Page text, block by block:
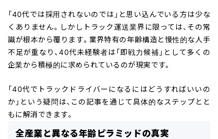
「40代では採用されないのでは」と思い込んでいる方は少な
くありません。しかしトラック運送業界に限っては、その常
識が根本から覆ります。業界特有の年齢構造と慢性的な人手
不足が重なり、40代未経験者は「即戦力候補」として多くの
企業から積極的に求められているのが現実です。
「40代でトラックドライバーになるにはどうすればいいの
か」という疑問は、この記事を通じて具体的なステップとと
もに解消できます。
全産業と異なる年齢ピラミッドの真実